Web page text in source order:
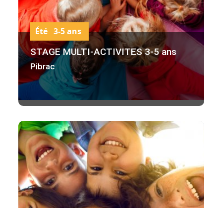
STAGE MULTI-ACTIVITES 3-5 ans
Pibrac
Été 3-5 ans